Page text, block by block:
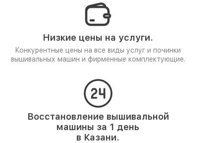
Низкие цены на услуги.
Конкурентные цены на все виды услуг и починки
вышивальных машин и фирменные комплектующие.
Восстановление вышивальной
машины за 1 день
в Казани.